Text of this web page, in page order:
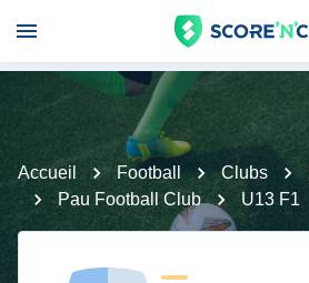
Accueil Football Clubs
Pau Football Club
U13 F1